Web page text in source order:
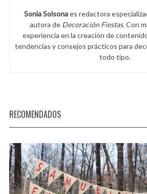
Sonia Solsonaes redactora
autora de Decoración Fiestas. Con
experiencia en la creación de
tendencias y consejos prácticos para
todo tipo.
RECOMENDADOS